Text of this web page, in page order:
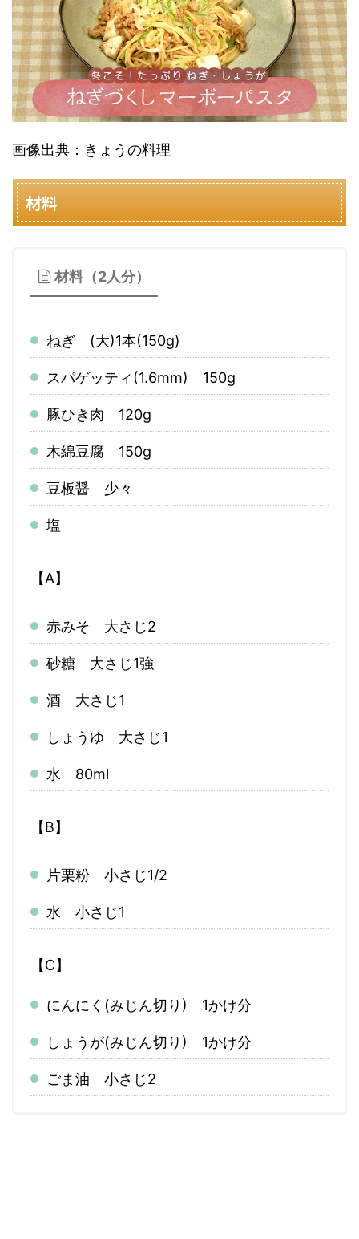
画像出典：きょうの料理
材料
材料（2人分）
ねぎ (大)1本(150g)
スパゲッティ(1.6mm) 150g
豚ひき肉 120g
木綿豆腐 150g
豆板醤 少々
塩
【A】
赤みそ 大さじ2
砂糖 大さじ1強
酒 大さじ1
しょうゆ 大さじ1
水 80ml
【B】
片栗粉 小さじ1/2
水 小さじ1
【C】
にんにく(みじん切り) 1かけ分
しょうが(みじん切り) 1かけ分
ごま油 小さじ2